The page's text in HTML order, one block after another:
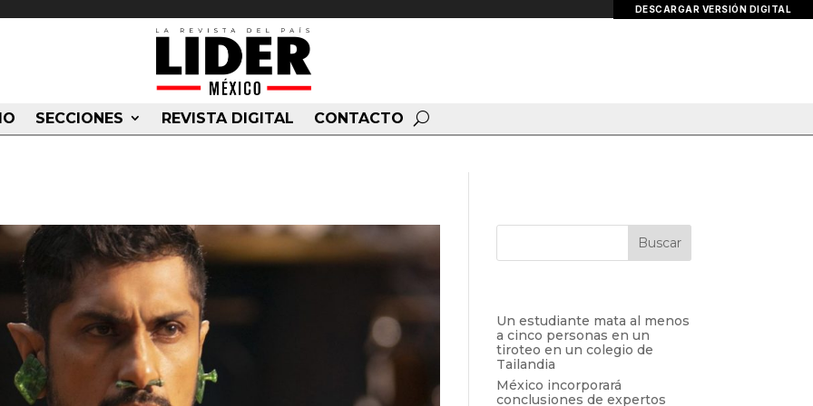
SECCIONES REVISTA DIGITAL CONTACTO
DESCARGAR VERSIÓN DIGITAL
Un estudiante mata al menos
a cinco personas en un
tiroteo en un colegio de
Tailandia
México incorporará
conclusiones de expertos